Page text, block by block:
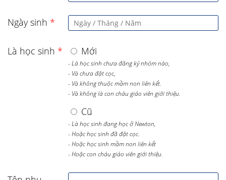
Ngày sinh *
Là học sinh * Mới
- Là học sinh chưa đăng ký nhóm nào,
- Và chưa đặt cọc,
- Và không thuộc mầm non liên kết.
- Và không là con cháu giáo viên giới thiệu.
Cũ
- Là học sinh đang học ở Newton,
- Hoặc học sinh đã đặt cọc.
- Hoặc học sinh mầm non liên kết
- Hoặc con cháu giáo viên giới thiệu.